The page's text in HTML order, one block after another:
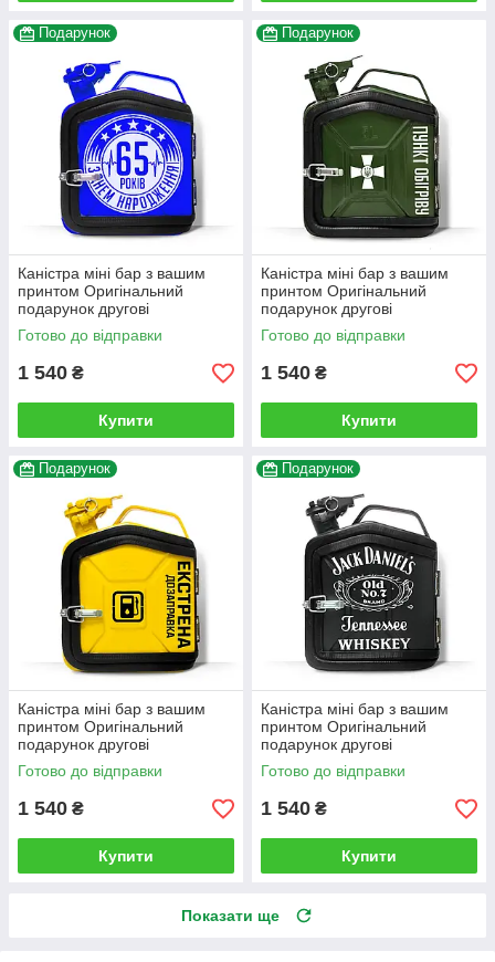
Подарунок
Каністра міні бар з вашим
принтом Оригінальний
подарунок другові
автовласнику автолюбителю
для гаража
Готово до відправки
1 540 ₴
Купити
Подарунок
Каністра міні бар з вашим
принтом Оригінальний
подарунок другові
автовласнику автолюбителю
для гаража
Готово до відправки
1 540 ₴
Купити
Подарунок
Каністра міні бар з вашим
принтом Оригінальний
подарунок другові
автовласнику автолюбителю
для гаража
Готово до відправки
1 540 ₴
Купити
Подарунок
Каністра міні бар з вашим
принтом Оригінальний
подарунок другові
автовласнику автолюбителю
для гаража
Готово до відправки
1 540 ₴
Купити
Показати ще